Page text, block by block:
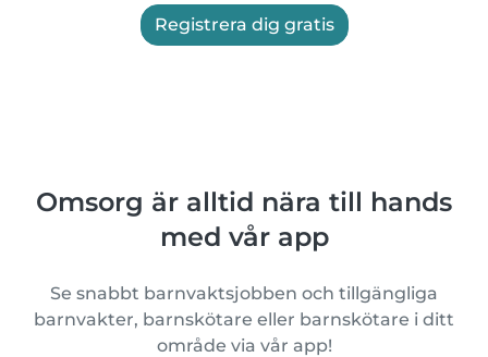
Registrera dig gratis
Omsorg är alltid nära till hands
med vår app
Se snabbt barnvaktsjobben och tillgängliga
barnvakter, barnskötare eller barnskötare i ditt
område via vår app!